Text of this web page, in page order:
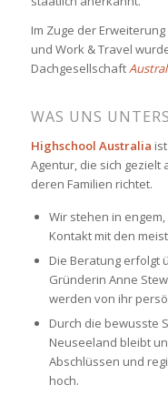
Im Zuge der
und Work & Travel
Dachgesellschaft
WAS UNS
Highschool Australia
Agentur, die sich gezielt
deren Familien richtet.
Wir stehen in
Kontakt mit den
Die Beratung erfolgt
Gründerin Anne
werden von ihr
Durch die bewusste
Neuseeland bleibt
Abschlüssen und
hoch.